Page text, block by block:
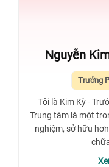
Nguyễn
Trưởng
Tôi là Kim Kỳ -
Trung tâm là một
nghiệm, sở hữu